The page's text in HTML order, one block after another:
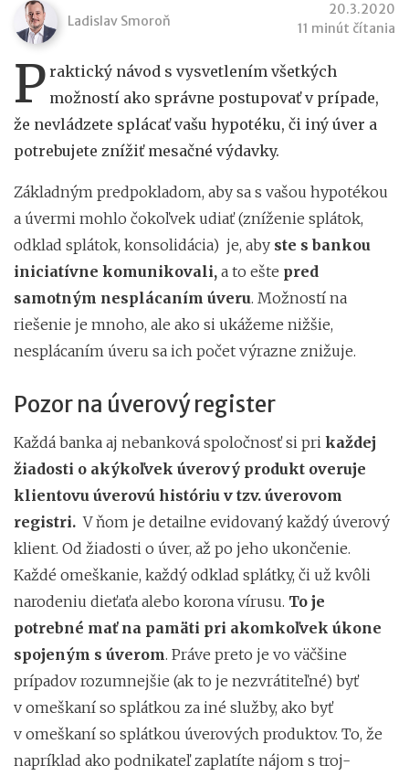
Ladislav Smoroň
20.3.2020
11 minút čítania
P raktický návod s vysvetlením všetkých
možností ako správne postupovať v prípade,
že nevládzete splácať vašu hypotéku, či iný úver a
potrebujete znížiť mesačné výdavky.
Základným predpokladom, aby sa s vašou hypotékou
a úvermi mohlo čokoľvek udiať (zníženie splátok,
odklad splátok, konsolidácia) je, aby ste s bankou
iniciatívne komunikovali, a to ešte pred
samotným nesplácaním úveru. Možností na
riešenie je mnoho, ale ako si ukážeme nižšie,
nesplácaním úveru sa ich počet výrazne znižuje.
Pozor na úverový register
Každá banka aj nebanková spoločnosť si pri každej
žiadosti o akýkoľvek úverový produkt overuje
klientovu úverovú históriu v tzv. úverovom
registri. V ňom je detailne evidovaný každý úverový
klient. Od žiadosti o úver, až po jeho ukončenie.
Každé omeškanie, každý odklad splátky, či už kvôli
narodeniu dieťaťa alebo korona vírusu. To je
potrebné mať na pamäti pri akomkoľvek úkone
spojeným s úverom. Práve preto je vo väčšine
prípadov rozumnejšie (ak to je nezvrátiteľné) byť
v omeškaní so splátkou za iné služby, ako byť
v omeškaní so splátkou úverových produktov. To, že
napríklad ako podnikateľ zaplatíte nájom s troj-